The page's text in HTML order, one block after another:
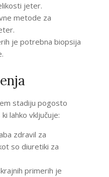
jeter.
metode za
je potrebna biopsija
stadiju pogosto
lahko vključuje:
zdravil za
so diuretiki za
primerih je